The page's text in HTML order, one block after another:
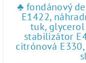
♣ fondánový
E1422,
tuk,
stabilizátor
citrónová